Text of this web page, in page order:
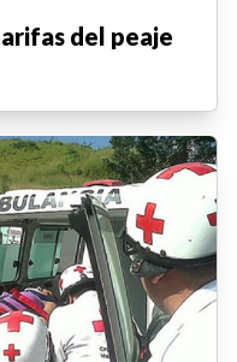
del peaje